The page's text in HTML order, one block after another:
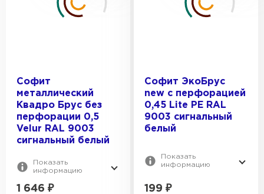
Частичная перфорация
Софит
металлический
Квадро Брус без
перфорации 0,5
Velur RAL 9003
сигнальный белый
Показать
информацию
1 646 ₽
Софит ЭкоБрус
new c перфорацией
0,45 Lite PE RAL
9003 сигнальный
белый
Показать
информацию
199 ₽